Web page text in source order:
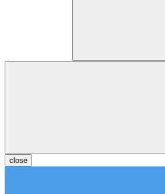
close